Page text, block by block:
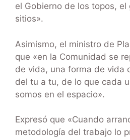
el Gobierno de los topos, el
sitios».
Asimismo, el ministro de
que «en la Comunidad se
de vida, una forma de vida
del tu a tu, de lo que cada
somos en el espacio».
Expresó que «Cuando
metodología del trabajo lo